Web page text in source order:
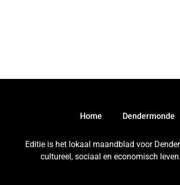
Home Dendermonde
Editie is het lokaal maandblad voor
cultureel, sociaal en economisch